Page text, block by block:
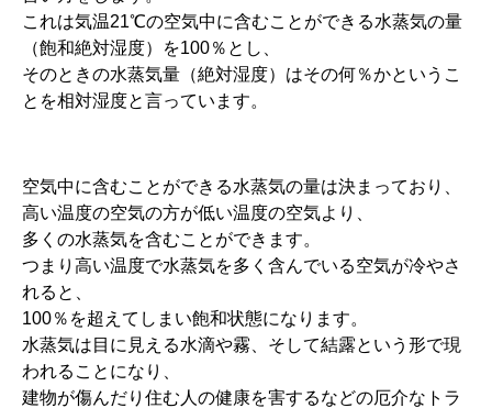
これは気温21℃の空気中に含むことができる水蒸気の量
（飽和絶対湿度）を100％とし、
そのときの水蒸気量（絶対湿度）はその何％かというこ
とを相対湿度と言っています。
空気中に含むことができる水蒸気の量は決まっており、
高い温度の空気の方が低い温度の空気より、
多くの水蒸気を含むことができます。
つまり高い温度で水蒸気を多く含んでいる空気が冷やさ
れると、
100％を超えてしまい飽和状態になります。
水蒸気は目に見える水滴や霧、そして結露という形で現
われることになり、
建物が傷んだり住む人の健康を害するなどの厄介なトラ